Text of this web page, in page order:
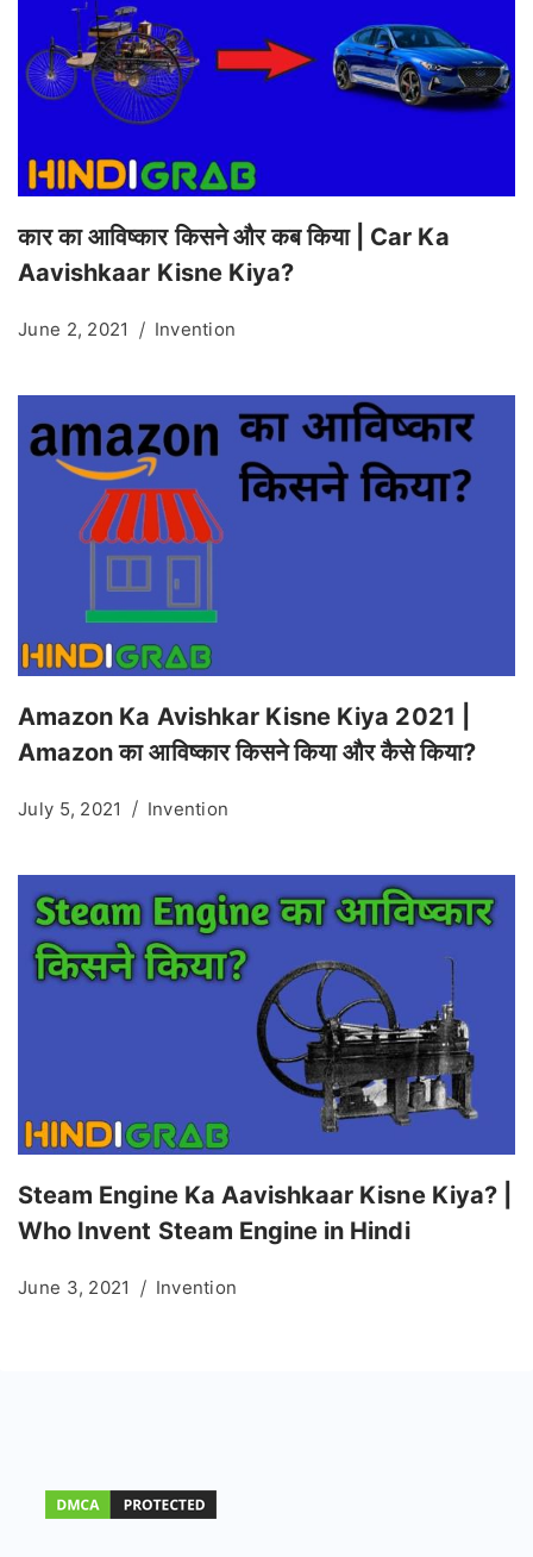
कार का आविष्कार किसने और कब किया | Car Ka
Aavishkaar Kisne Kiya?
June 2, 2021 Invention
Amazon Ka Avishkar Kisne Kiya 2021 |
Amazon का आविष्कार किसने किया और कैसे किया?
July 5, 2021 Invention
Steam Engine Ka Aavishkaar Kisne Kiya? |
Who Invent Steam Engine in Hindi
June 3, 2021 Invention